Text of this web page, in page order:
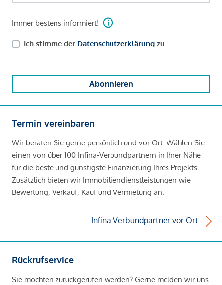
Immer bestens informiert!
Ich stimme der Datenschutzerklärung zu.
Abonnieren
Termin vereinbaren
Wir beraten Sie gerne persönlich und vor Ort. Wählen Sie
einen von über 100 Infina-Verbundpartnern in Ihrer Nähe
für die beste und günstigste Finanzierung Ihres Projekts.
Zusätzlich bieten wir Immobiliendienstleistungen wie
Bewertung, Verkauf, Kauf und Vermietung an.
Infina Verbundpartner vor Ort
Rückrufservice
Sie möchten zurückgerufen werden? Gerne melden wir uns